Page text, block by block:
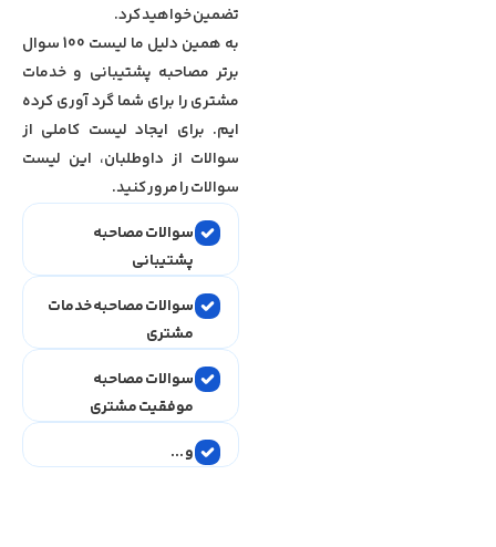
تضمین خواهید کرد.
به همین دلیل ما لیست 100 سوال
برتر مصاحبه پشتیبانی و خدمات
مشتری را برای شما گرد آوری کرده
ایم. برای ایجاد لیست کاملی از
سوالات از داوطلبان، این لیست
سوالات را مرور کنید.
سوالات مصاحبه
پشتیبانی
سوالات مصاحبه خدمات
مشتری
سوالات مصاحبه
موفقیت مشتری
و ...